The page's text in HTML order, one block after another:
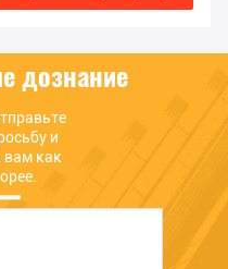
дознание
и
вам как